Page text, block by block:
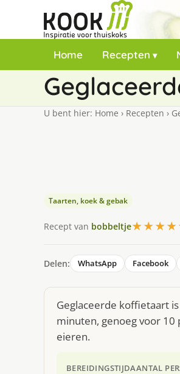
Home Recepten
U bent hier: Home › Recepten ›
Taarten, koek & gebak
Recept van bobbeltje
Delen: WhatsApp Facebook
Geglaceerde koffietaart
minuten, genoeg voor
eieren.
BEREIDINGSTIJDAANTAL